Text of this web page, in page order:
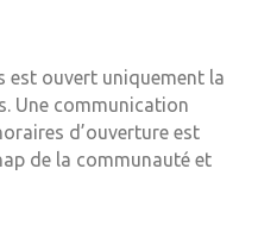
est ouvert uniquement la
Une communication
d’ouverture est
de la communauté et